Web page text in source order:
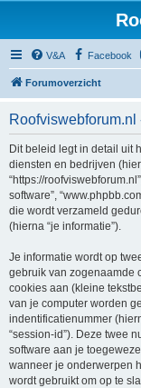
V&A Facebook
Forumoverzicht
Roofviswebforum.nl
Dit beleid legt in detail uit
diensten en bedrijven
“https://
software”,
die wordt verzameld
(hierna “je informatie”).
Je informatie wordt op
gebruik van zogenaamde
cookies aan (kleine
van je computer worden
indentificatienummer
“session-id”). Deze twee
software aan je
wanneer je onderwerpen
wordt gebruikt om op te